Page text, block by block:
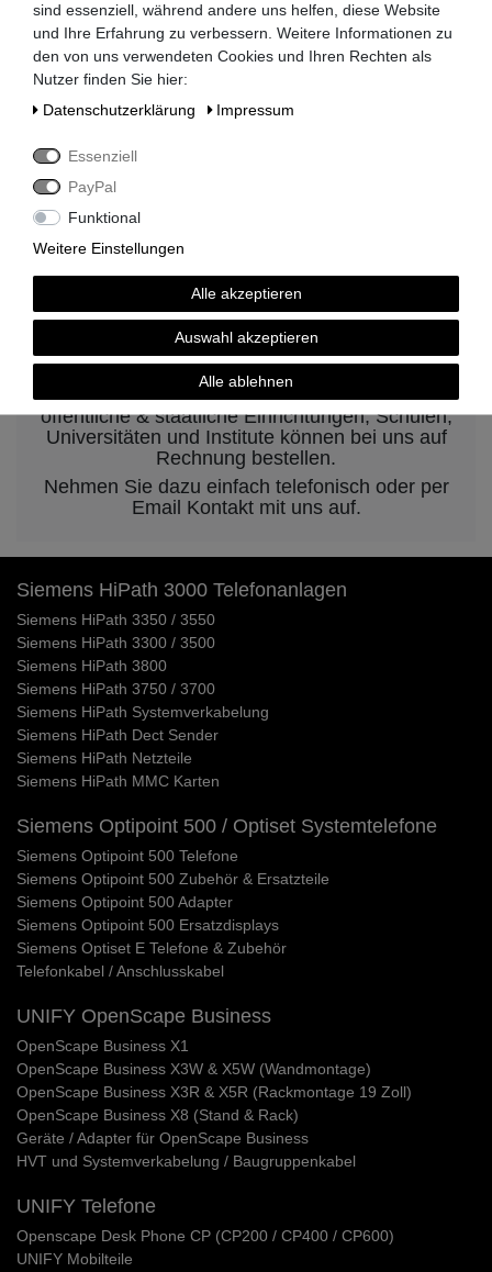
Lieferzeit 2-3 Tage
Rechnungskauf auf Anfrage möglich
Kauf auf Rechnung nach
vorheriger Absprache möglich.
Behörden, Banken, Firmen, Bestandskunden,
öffentliche & staatliche Einrichtungen, Schulen,
Universitäten und Institute können bei uns auf
Rechnung bestellen.
Nehmen Sie dazu einfach telefonisch oder per
Email Kontakt mit uns auf.
Siemens HiPath 3000 Telefonanlagen
Siemens HiPath 3350 / 3550
Siemens HiPath 3300 / 3500
Siemens HiPath 3800
Siemens HiPath 3750 / 3700
Siemens HiPath Systemverkabelung
Siemens HiPath Dect Sender
Siemens HiPath Netzteile
Siemens HiPath MMC Karten
Siemens Optipoint 500 / Optiset Systemtelefone
Siemens Optipoint 500 Telefone
Siemens Optipoint 500 Zubehör & Ersatzteile
Siemens Optipoint 500 Adapter
Siemens Optipoint 500 Ersatzdisplays
Siemens Optiset E Telefone & Zubehör
Telefonkabel / Anschlusskabel
UNIFY OpenScape Business
OpenScape Business X1
OpenScape Business X3W & X5W (Wandmontage)
OpenScape Business X3R & X5R (Rackmontage 19 Zoll)
OpenScape Business X8 (Stand & Rack)
Geräte / Adapter für OpenScape Business
HVT und Systemverkabelung / Baugruppenkabel
UNIFY Telefone
Openscape Desk Phone CP (CP200 / CP400 / CP600)
UNIFY Mobilteile
sind essenziell, während andere uns helfen, diese Website
und Ihre Erfahrung zu verbessern. Weitere Informationen zu
den von uns verwendeten Cookies und Ihren Rechten als
Nutzer finden Sie hier:
Daten­schutz­erklärung
Impressum
Essenziell
PayPal
Funktional
Weitere Einstellungen
Alle akzeptieren
Auswahl akzeptieren
Alle ablehnen